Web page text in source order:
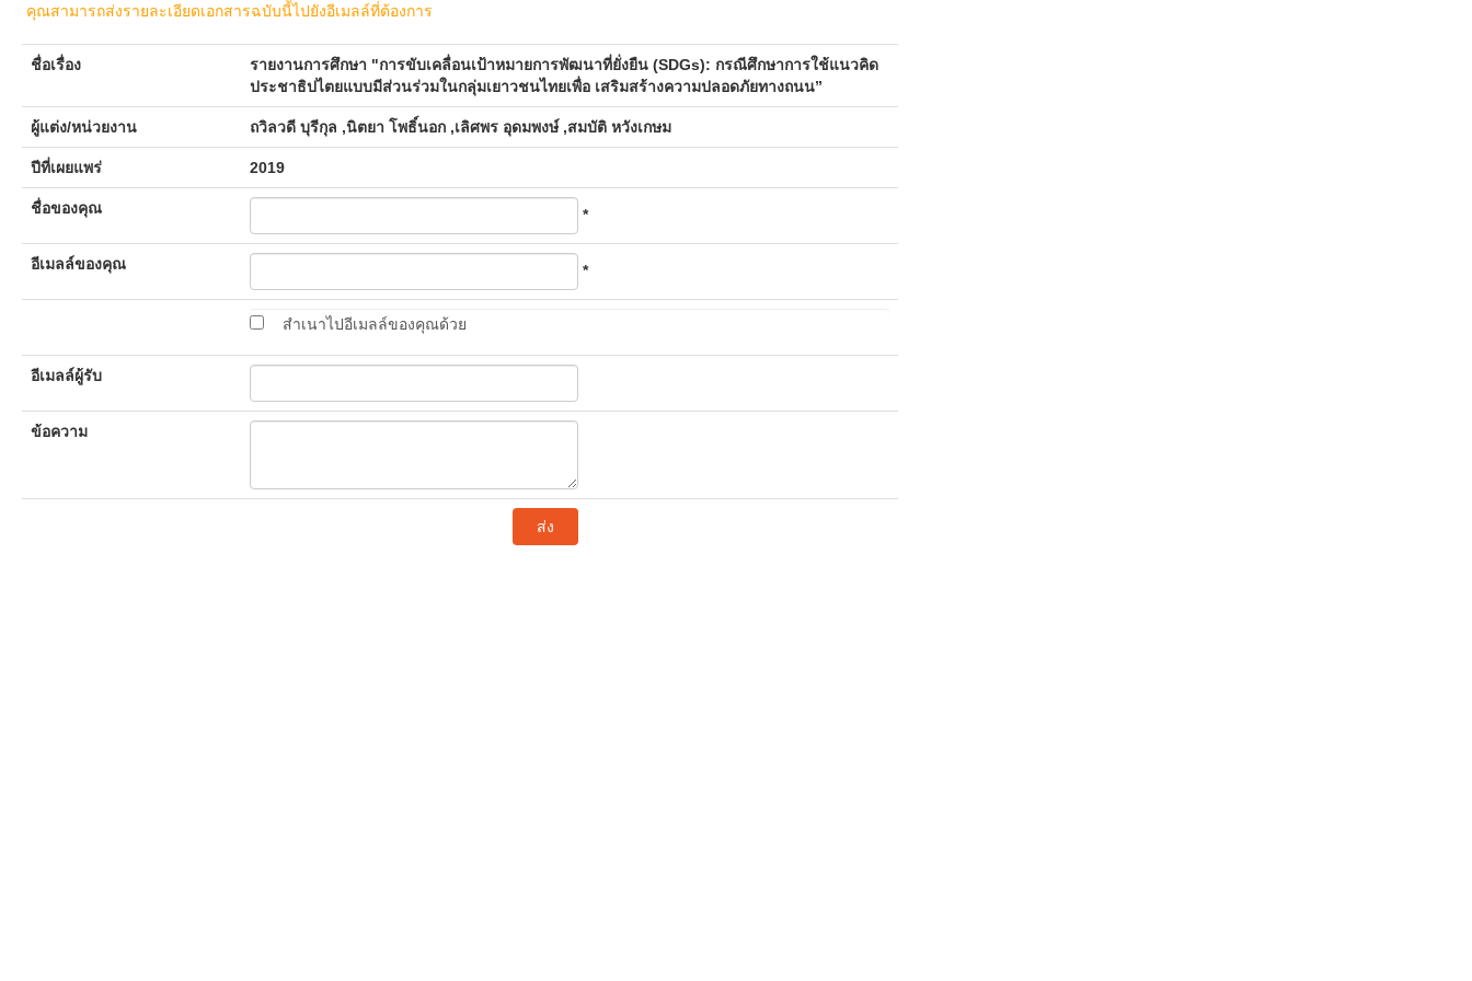
คุณสามารถส่งรายละเอียดเอกสารฉบับนี้ไปยังอีเมลล์ที่ต้องการ
ชื่อเรื่อง
รายงานการศึกษา "การขับเคลื่อนเป้าหมายการพัฒนาที่ยั่งยืน (SDGs): กรณีศึกษาการใช้แนวคิด
ประชาธิปไตยแบบมีส่วนร่วมในกลุ่มเยาวชนไทยเพื่อ เสริมสร้างความปลอดภัยทางถนน”
ผู้แต่ง/หน่วยงาน ถวิลวดี บุรีกุล ,นิตยา โพธิ์นอก ,เลิศพร อุดมพงษ์ ,สมบัติ หวังเกษม
ปีที่เผยแพร่ 2019
ชื่อของคุณ *
อีเมลล์ของคุณ *
สำเนาไปอีเมลล์ของคุณด้วย
อีเมลล์ผู้รับ
ข้อความ